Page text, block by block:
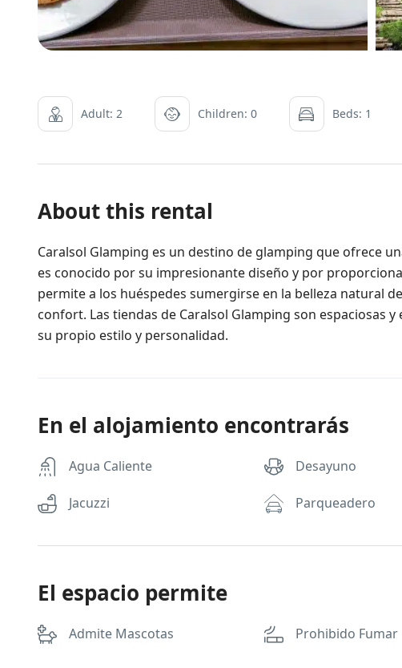
Adult: 2 Children: 0 Beds: 1
About this rental
Caralsol Glamping es un destino de glamping que ofrece
es conocido por su impresionante diseño y por
permite a los huéspedes sumergirse en la belleza natural
confort. Las tiendas de Caralsol Glamping son espaciosas
su propio estilo y personalidad.
En el alojamiento encontrarás
Agua Caliente Desayuno
Jacuzzi Parqueadero
El espacio permite
Admite Mascotas Prohibido Fumar